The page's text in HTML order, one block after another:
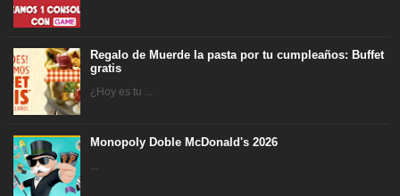
Regalo de Muerde la pasta por tu cumpleaños: Buffet
gratis
¿Hoy es tu ...
Monopoly Doble McDonald's 2026